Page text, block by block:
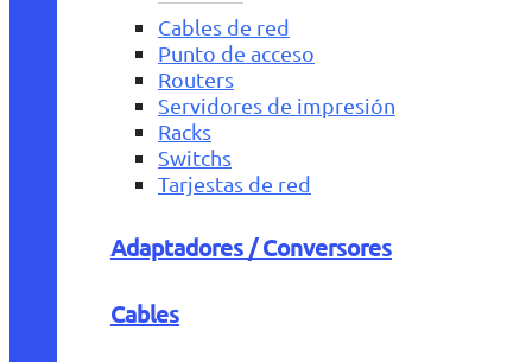
Cables de red
Punto de acceso
Routers
Servidores de impresión
Racks
Switchs
Tarjestas de red
Adaptadores / Conversores
Cables